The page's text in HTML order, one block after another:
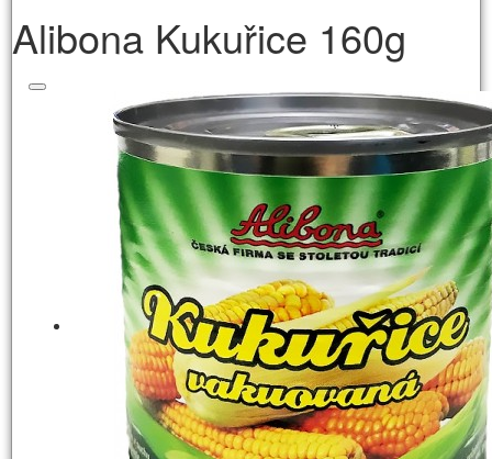
Alibona Kukuřice 160g